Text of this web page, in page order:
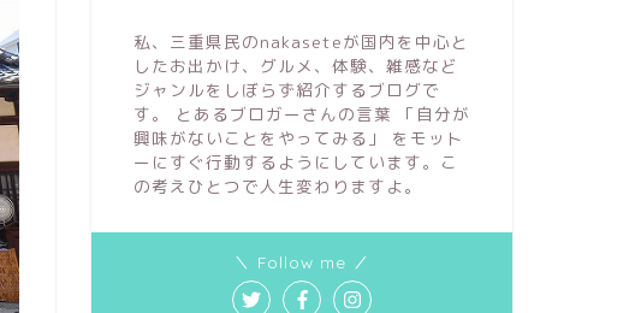
私、三重県民のnakaseteが国内を中心と
したお出かけ、グルメ、体験、雑感など
ジャンルをしぼらず紹介するブログで
す。 とあるブロガーさんの言葉 「自分が
興味がないことをやってみる」 をモット
ーにすぐ行動するようにしています。こ
の考えひとつで人生変わりますよ。
＼ Follow me ／